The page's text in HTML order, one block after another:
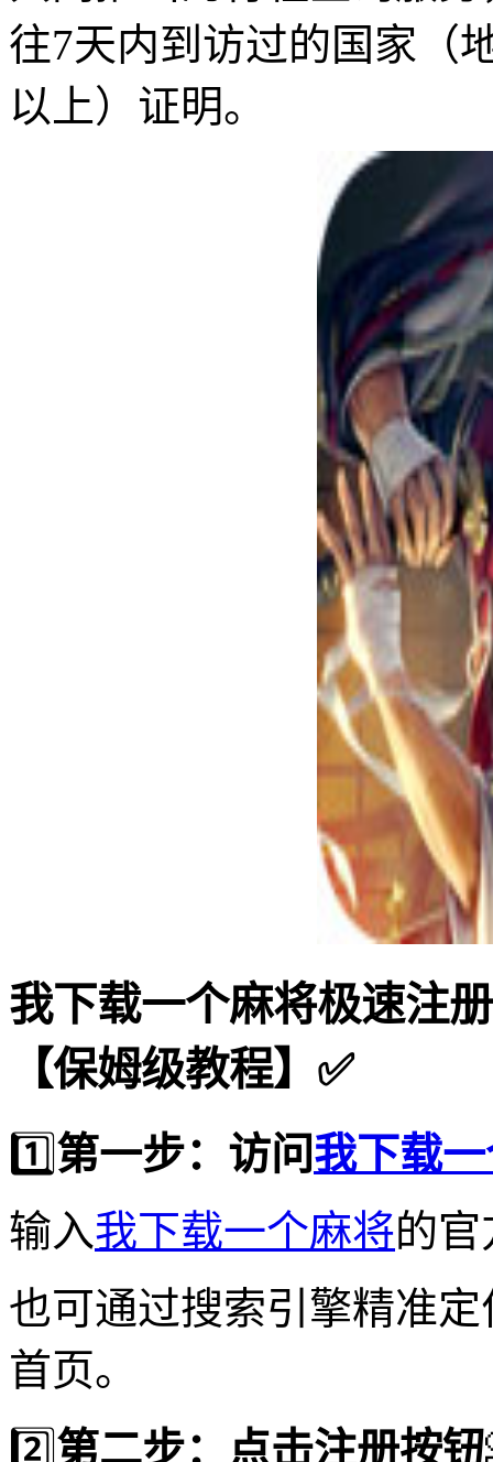
往7天内到访过的国家（
以上）证明。
我下载一个麻将极速注
【保姆级教程】✅
1️⃣第一步：访问我下载
输入我下载一个麻将的
也可通过搜索引擎精准
首页。
2️⃣第二步：点击注册按钮